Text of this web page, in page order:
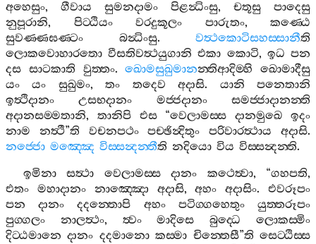
අහෙසුං, ගීවාය සුමනදාමං පිළන්‍ධිංසු, චතූසු
පාදෙසු
නුපූරානි, පිට‍්ඨියං වරදුකූලං පාරුතං, කණ‍්ඨෙ
සුවණ‍්ණඝණ‍්ටං
බන්‍ධිංසු. වත්‍ථකොටිසහස‍්සානීති
ලොකවොහාරතො වීසතිවත්‍ථයුගානි එකා කොටි, ඉධ පන
දස සාටකාති වුත‍්තං.ඛොමසුඛුමානන‍්තිආදිම‍්හි
ඛොමාදීසු
යං
යං සුඛුමං,තං තදෙව අදාසි. යානි
පනෙතානි
ඉත්‍ථිදානං
උසභදානං මජ‍්ජදානං
සමජ‍්ජාදානන‍්ති
අදානසම‍්මතානි, තානිපි එස“වෙලාමස‍්ස දානමුඛෙ
ඉදං
නාම
නත්‍ථී”ති වචනපථං පච‍්ඡින්‍දිතුං පරිවාරත්‍ථාය අදාසි.
නජ‍්ජො මඤ‍්ඤෙ විස‍්සන්‍දන‍්තීති නදියො විය විස‍්සන්‍දන‍්ති.
ඉමිනා
සත්‍ථා වෙලාමස‍්ස දානං කථෙත්‍වා, “ගහපති,
එතං
මහාදානං නාඤ‍්ඤො අදාසි,අහං අදාසිං.එවරූපං
පන
දානං දදන‍්තොපි අහං පටිග‍්ගහෙතුං
යුත‍්තරූපං
පුග‍්ගලං
නාලත්‍ථං, ත්‍වං මාදිසෙ බුද‍්ධෙ
ලොකස‍්මිං
දිට‍්ඨමානෙ දානං දදමානො කස‍්මා චින‍්තෙසී”ති සෙට‍්ඨිස‍්ස